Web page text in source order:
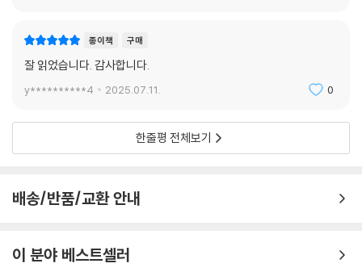
종이책 구매
잘 읽었습니다. 감사합니다.
y**********4 2025.07.11. 0
한줄평 전체보기
배송/반품/교환 안내
이 분야 베스트셀러